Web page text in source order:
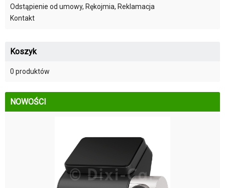
Odstąpienie od umowy, Rękojmia, Reklamacja
Kontakt
Koszyk
0 produktów
NOWOŚCI